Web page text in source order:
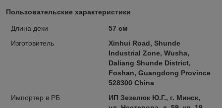
Пользовательские характеристики
Длина деки
57 см
Изготовитель
Xinhui Road, Shunde
Industrial Zone, Wusha,
Daliang Shunde District,
Foshan, Guangdong Province
528300 China
Импортер в РБ
ИП Зезелюк Ю.Г., г. Минск,